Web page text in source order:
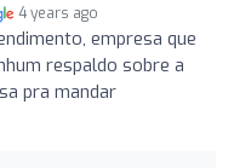
4 years ago
empresa que
respaldo sobre a
pra mandar